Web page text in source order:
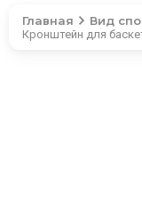
Главная Вид
Кронштейн для